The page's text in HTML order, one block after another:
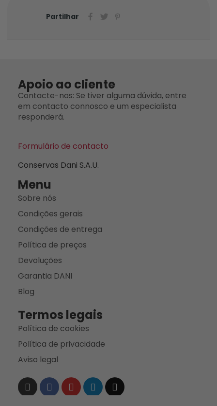
Partilhar
Apoio ao cliente
Contacte-nos: Se tiver alguma dúvida, entre
em contacto connosco e um especialista
responderá.
Formulário de contacto
Conservas Dani S.A.U.
Menu
Sobre nós
Condições gerais
Condições de entrega
Política de preços
Devoluções
Garantia DANI
Blog
Termos legais
Política de cookies
Política de privacidade
Aviso legal